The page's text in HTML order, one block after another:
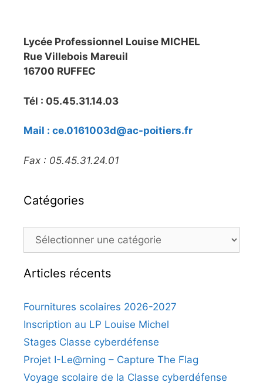
Lycée Professionnel Louise MICHEL
Rue Villebois Mareuil
16700 RUFFEC
Tél : 05.45.31.14.03
Mail : ce.0161003d@ac-poitiers.fr
Fax : 05.45.31.24.01
Catégories
Articles récents
Fournitures scolaires 2026-2027
Inscription au LP Louise Michel
Stages Classe cyberdéfense
Projet I-Le@rning – Capture The Flag
Voyage scolaire de la Classe cyberdéfense